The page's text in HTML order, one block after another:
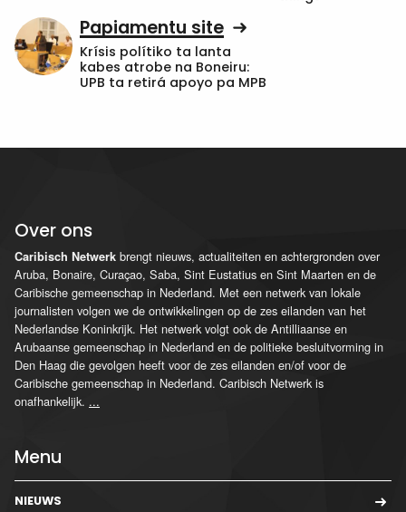
Papiamentu site
Krísis polítiko ta lanta
kabes atrobe na Boneiru:
UPB ta retirá apoyo pa MPB
Over ons
Caribisch Netwerk brengt nieuws, actualiteiten en achtergronden over
Aruba, Bonaire, Curaçao, Saba, Sint Eustatius en Sint Maarten en de
Caribische gemeenschap in Nederland. Met een netwerk van lokale
journalisten volgen we de ontwikkelingen op de zes eilanden van het
Nederlandse Koninkrijk. Het netwerk volgt ook de Antilliaanse en
Arubaanse gemeenschap in Nederland en de politieke besluitvorming in
Den Haag die gevolgen heeft voor de zes eilanden en/of voor de
Caribische gemeenschap in Nederland. Caribisch Netwerk is
onafhankelijk. ...
Menu
NIEUWS